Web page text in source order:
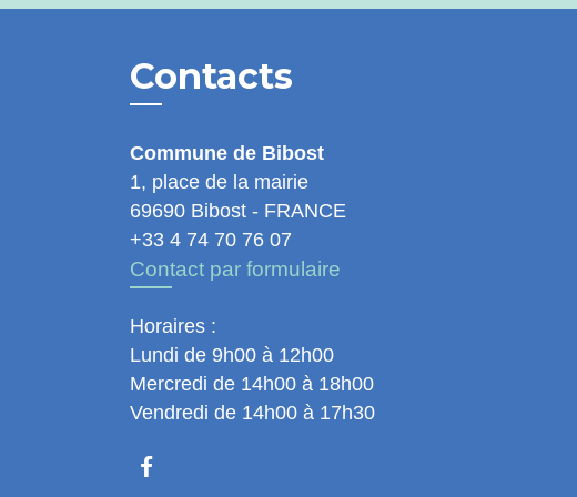
Contacts
Commune de Bibost
1, place de la mairie
69690 Bibost - FRANCE
+33 4 74 70 76 07
Contact par formulaire
Horaires :
Lundi de 9h00 à 12h00
Mercredi de 14h00 à 18h00
Vendredi de 14h00 à 17h30